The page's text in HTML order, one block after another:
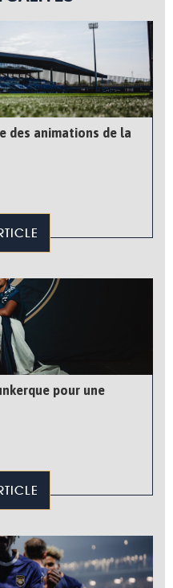
des animations de la
pour une